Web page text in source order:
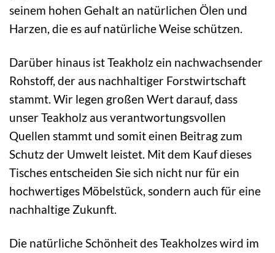
seinem hohen Gehalt an natürlichen Ölen und
Harzen, die es auf natürliche Weise schützen.
Darüber hinaus ist Teakholz ein nachwachsender
Rohstoff, der aus nachhaltiger Forstwirtschaft
stammt. Wir legen großen Wert darauf, dass
unser Teakholz aus verantwortungsvollen
Quellen stammt und somit einen Beitrag zum
Schutz der Umwelt leistet. Mit dem Kauf dieses
Tisches entscheiden Sie sich nicht nur für ein
hochwertiges Möbelstück, sondern auch für eine
nachhaltige Zukunft.
Die natürliche Schönheit des Teakholzes wird im